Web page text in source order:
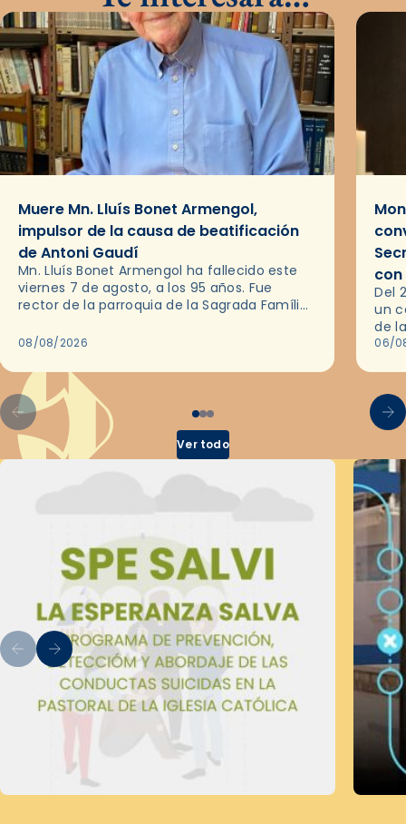
Muere Mn. Lluís Bonet Armengol,
impulsor de la causa de beatificación
de Antoni Gaudí
Mn. Lluís Bonet Armengol ha fallecido este
viernes 7 de agosto, a los 95 años. Fue
rector de la parroquia de la Sagrada Família
08/08/2026
Del
un
de
en
06/
Ver todo